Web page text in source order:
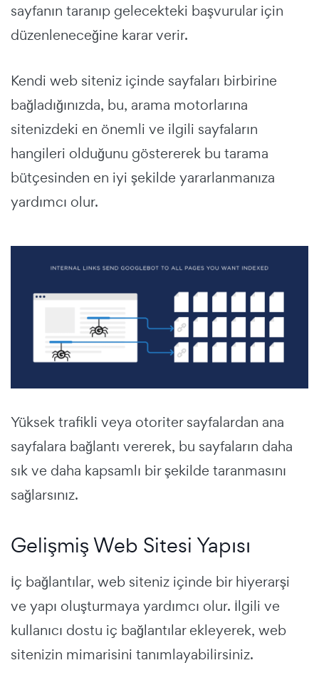
sayfanın taranıp gelecekteki başvurular için
düzenleneceğine karar verir.
Kendi web siteniz içinde sayfaları birbirine
bağladığınızda, bu, arama motorlarına
sitenizdeki en önemli ve ilgili sayfaların
hangileri olduğunu göstererek bu tarama
bütçesinden en iyi şekilde yararlanmanıza
yardımcı olur.
Yüksek trafikli veya otoriter sayfalardan ana
sayfalara bağlantı vererek, bu sayfaların daha
sık ve daha kapsamlı bir şekilde taranmasını
sağlarsınız.
Gelişmiş Web Sitesi Yapısı
İç bağlantılar, web siteniz içinde bir hiyerarşi
ve yapı oluşturmaya yardımcı olur. İlgili ve
kullanıcı dostu iç bağlantılar ekleyerek, web
sitenizin mimarisini tanımlayabilirsiniz.